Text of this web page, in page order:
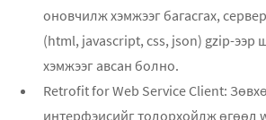
оновчилж хэмжээг багасгах,
(html, javascript, css, json) gzip-ээр
хэмжээг авсан болно.
Retrofit for Web Service Client:
интерфэисийг тодорхойлж өгөөд